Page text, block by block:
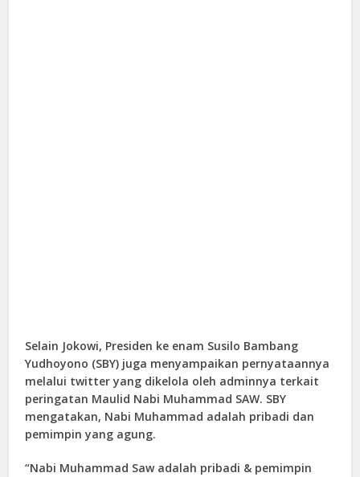
Selain Jokowi, Presiden ke enam Susilo Bambang
Yudhoyono (SBY) juga menyampaikan pernyataannya
melalui twitter yang dikelola oleh adminnya terkait
peringatan Maulid Nabi Muhammad SAW. SBY
mengatakan, Nabi Muhammad adalah pribadi dan
pemimpin yang agung.
“Nabi Muhammad Saw adalah pribadi & pemimpin